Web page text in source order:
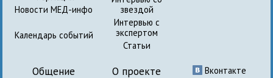
Новости МЕД-инфо
Календарь событий
звездой
Интервью с
экспертом
Статьи
Общение О проекте
Вконтакте